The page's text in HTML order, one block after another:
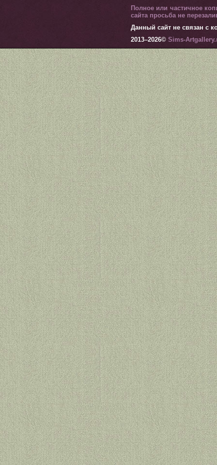
Полное или частичное
сайта просьба не
Данный сайт не связан с
2013–2026© Sims-